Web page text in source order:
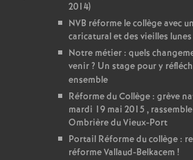
2014)
NVB réforme le collège avec
caricatural et des vieilles lunes
Notre métier : quels
venir? Un stage pour y
ensemble
Réforme du Collège : grève
mardi 19 mai 2015 ,
Ombrière du Vieux-Port
Portail Réforme du collège :
réforme Vallaud-Belkacem !